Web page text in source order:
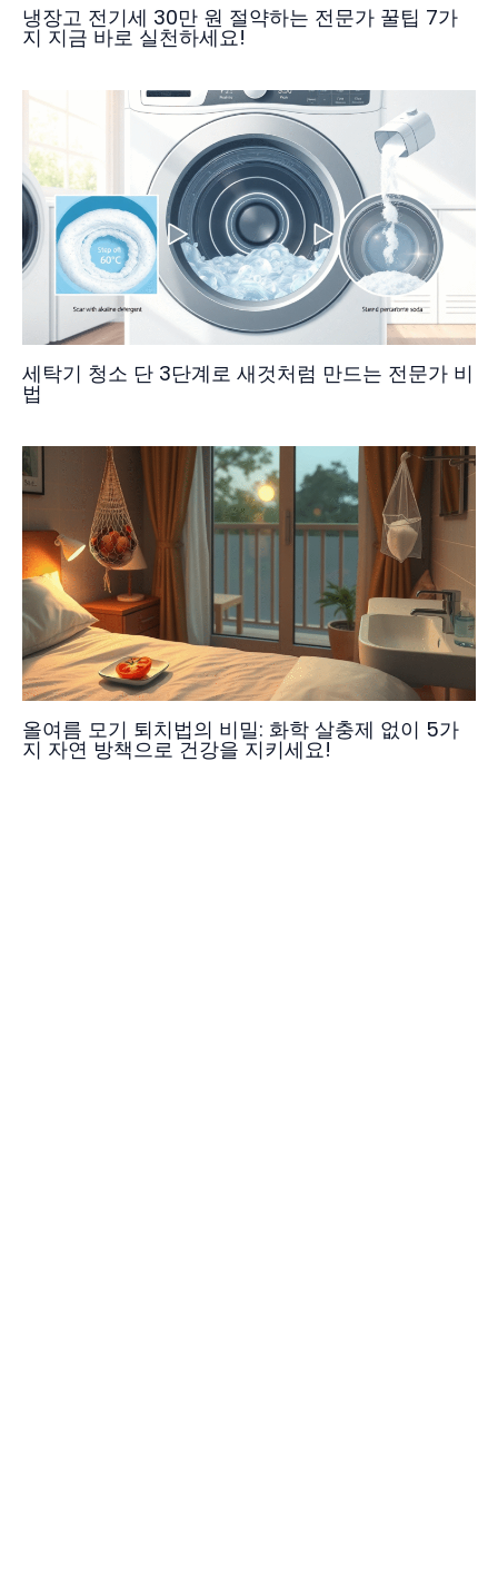
냉장고 전기세 30만 원 절약하는 전문가 꿀팁 7가
지 지금 바로 실천하세요!
세탁기 청소 단 3단계로 새것처럼 만드는 전문가 비
법
올여름 모기 퇴치법의 비밀: 화학 살충제 없이 5가
지 자연 방책으로 건강을 지키세요!